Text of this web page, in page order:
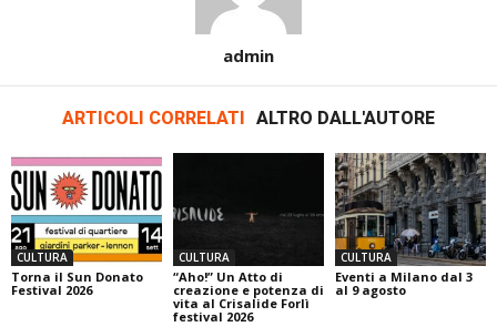
admin
ARTICOLI CORRELATI ALTRO DALL'AUTORE
CULTURA
Torna il Sun Donato
Festival 2026
CULTURA
“Aho!” Un Atto di
creazione e potenza di
vita al Crisalide Forlì
festival 2026
CULTURA
Eventi a Milano dal 3
al 9 agosto